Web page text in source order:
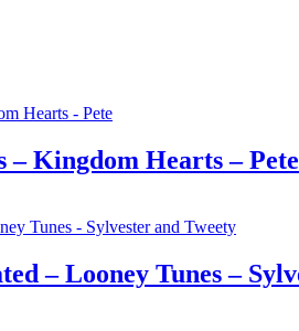
– Kingdom Hearts – Pete
– Looney Tunes –